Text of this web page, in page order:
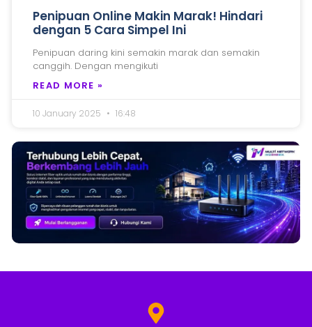
Penipuan Online Makin Marak! Hindari
dengan 5 Cara Simpel Ini
Penipuan daring kini semakin marak dan semakin
canggih. Dengan mengikuti
READ MORE »
10 January 2025 16:48